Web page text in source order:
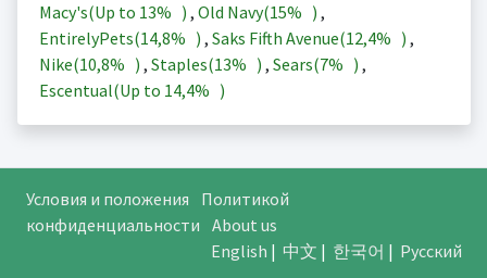
Macy's(Up to 13% ) , Old Navy(15% ) ,
EntirelyPets(14,8% ) , Saks Fifth Avenue(12,4% ) ,
Nike(10,8% ) , Staples(13% ) , Sears(7% ) ,
Escentual(Up to 14,4% )
Условия и положения
Политикой
конфиденциальности About us
English | 中文 | 한국어 | Русский